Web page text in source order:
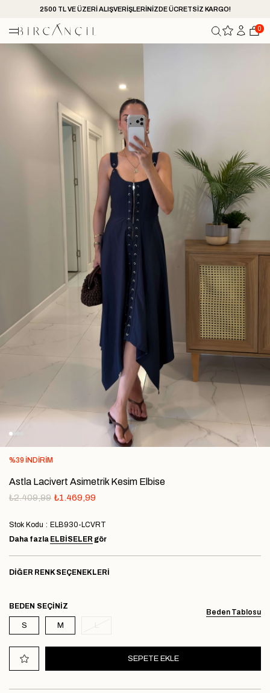
2500 TL VE ÜZERİ ALIŞVERİŞLERİNİZDE ÜCRETSİZ KARGO!
0
%39 İNDIRIM
Astla Lacivert Asimetrik Kesim Elbise
₺2.409,99 ₺1.469,99
Stok Kodu
ELB930-LCVRT
Daha fazla ELBİSELER gör
DIĞER RENK SEÇENEKLERI
Beden Tablosu
BEDEN
S M